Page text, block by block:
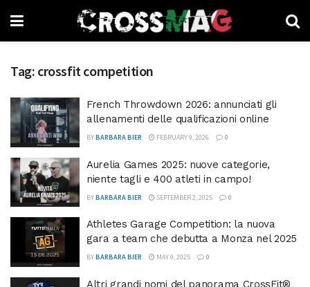
Tag: crossfit competition
French Throwdown 2026: annunciati gli
allenamenti delle qualificazioni online
BYBARBARA BIER FEBRUARY 9, 2026 0
Aurelia Games 2025: nuove categorie,
niente tagli e 400 atleti in campo!
BYBARBARA BIER SEPTEMBER 2, 2025 0
Athletes Garage Competition: la nuova
gara a team che debutta a Monza nel 2025
BYBARBARA BIER MAY 9, 2025 0
Altri grandi nomi del panorama CrossFit®